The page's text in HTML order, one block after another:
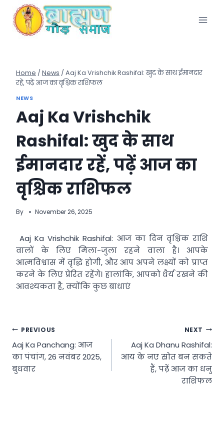
content
Home / News / Aaj Ka Vrishchik Rashifal: खुद के साथ ईमानदार
रहें, पढ़ें आज का वृश्चिक राशिफल
NEWS
Aaj Ka Vrishchik
Rashifal: खुद के साथ
ईमानदार रहें, पढ़ें आज का
वृश्चिक राशिफल
By November 26, 2025
Aaj Ka Vrishchik Rashifal: आज का दिन वृश्चिक राशि
वालों के लिए मिला-जुला रहने वाला है। आपके
आत्मविश्वास में वृद्धि होगी, और आप अपने लक्ष्यों को प्राप्त
करने के लिए प्रेरित रहेंगे। हालांकि, आपको धैर्य रखने की
आवश्यकता है, क्योंकि कुछ बाधाएं
Post
navigation
PREVIOUS
Aaj Ka Panchang: आज
का पंचांग, 26 नवंबर 2025,
बुधवार
NEXT
Aaj Ka Dhanu Rashifal:
आय के नए स्रोत बन सकते
हैं, पढ़ें आज का धनु
राशिफल